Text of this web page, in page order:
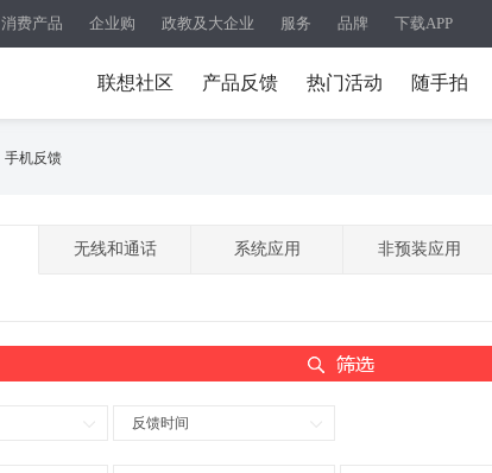
消费产品 企业购 政教及大企业 服务 品牌 下载APP
联想社区 产品反馈 热门活动 随手拍
手机反馈
无线和通话 系统应用 非预装应用
反馈时间